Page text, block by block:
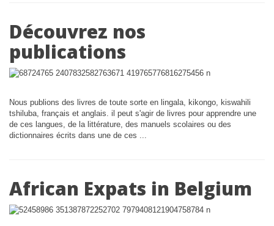
Découvrez nos
publications
Nous publions des livres de toute sorte en lingala, kikongo, kiswahili
tshiluba, français et anglais. il peut s'agir de livres pour apprendre une
de ces langues, de la littérature, des manuels scolaires ou des
dictionnaires écrits dans une de ces ...
African Expats in Belgium